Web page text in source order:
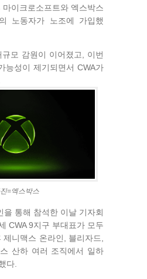
이크로소프트와 엑스박스
노동자가 노조에 가입했
모 감원이 이어졌고, 이번
능성이 제기되면서 CWA가
=엑스박스
을 통해 참석한 이날 기자회
CWA 9지구 부대표가 모두
니맥스 온라인, 블리자드,
산하 여러 조직에서 일하
다.